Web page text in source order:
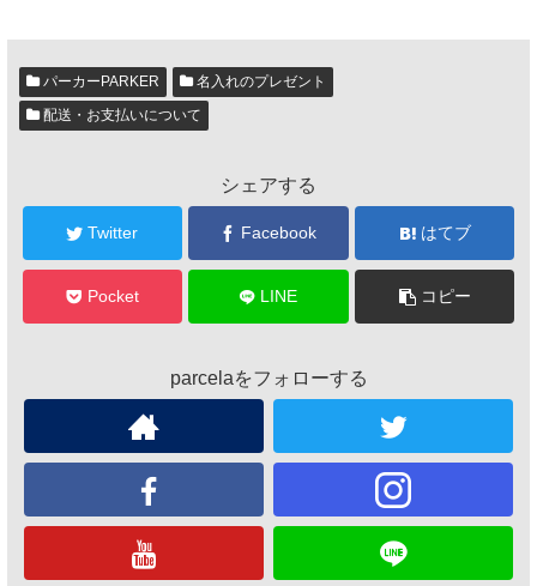
パーカーPARKER
名入れのプレゼント
配送・お支払いについて
シェアする
Twitter Facebook はてブ
Pocket LINE コピー
parcelaをフォローする